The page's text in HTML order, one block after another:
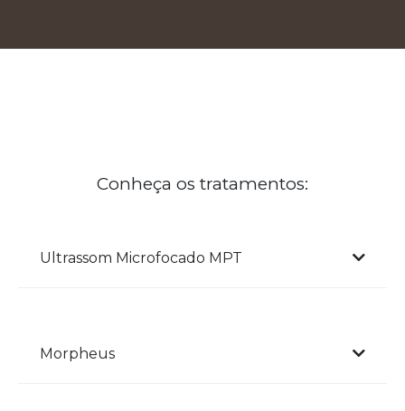
Conheça os tratamentos:
Ultrassom Microfocado MPT
Morpheus